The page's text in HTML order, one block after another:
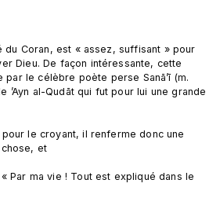
du Coran, est « assez, suffisant » pour
Dieu. De façon intéressante, cette
le célèbre poète perse Sanā’ī (m.
’Ayn al-Qudāt qui fut pour lui une grande
le croyant, il renferme donc une
et